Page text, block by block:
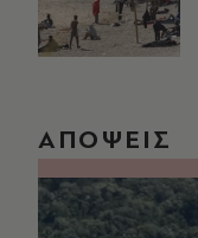
ΑΠΟΨΕΙΣ